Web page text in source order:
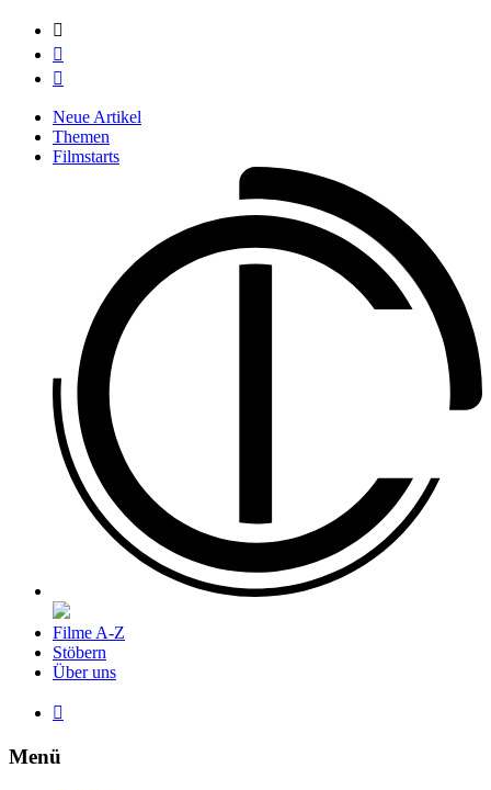



Neue Artikel
Themen
Filmstarts
Filme A-Z
Stöbern
Über uns

Menü